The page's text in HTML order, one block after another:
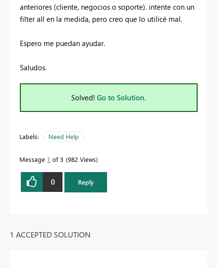
anteriores (cliente, negocios o soporte). intente con un
filter all en la medida, pero creo que lo utilicé mal.
Espero me puedan ayudar.
Saludos.
Solved! Go to Solution.
Labels: Need Help
Message 1 of 3 982 Views
0 Reply
1 ACCEPTED SOLUTION